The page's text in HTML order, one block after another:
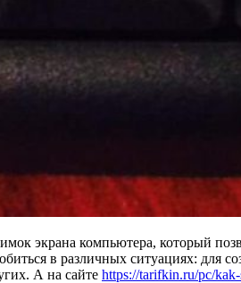
экрана компьютера, который
в различных ситуациях: для
А на сайте https://tarifkin.ru/pc/